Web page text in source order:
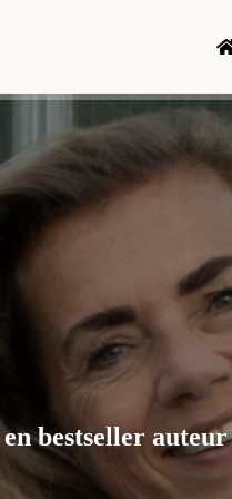
bestseller auteur